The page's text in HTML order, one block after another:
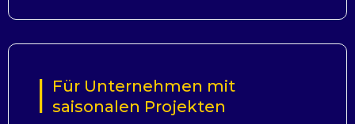
Für Unternehmen mit
saisonalen Projekten